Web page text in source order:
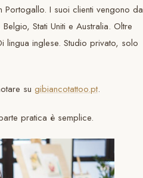
Portogallo. I suoi clienti vengono da
Stati Uniti e Australia. Oltre
lingua inglese. Studio privato, solo
su gibiancotattoo.pt.
pratica è semplice.